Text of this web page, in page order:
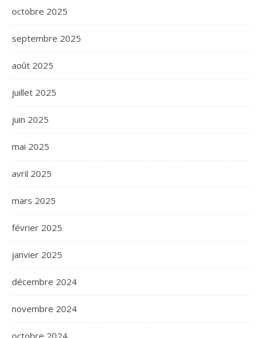
octobre 2025
septembre 2025
août 2025
juillet 2025
juin 2025
mai 2025
avril 2025
mars 2025
février 2025
janvier 2025
décembre 2024
novembre 2024
octobre 2024